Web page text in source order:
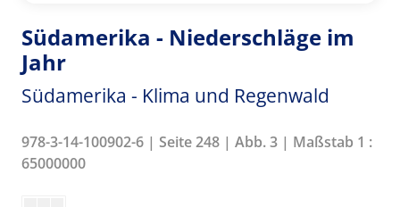
Südamerika - Niederschläge im
Jahr
Südamerika - Klima und Regenwald
978-3-14-100902-6 | Seite 248 | Abb. 3 | Maßstab 1 :
65000000